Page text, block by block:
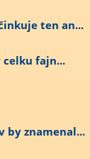
ten an...
celku fajn...
by znamenal...